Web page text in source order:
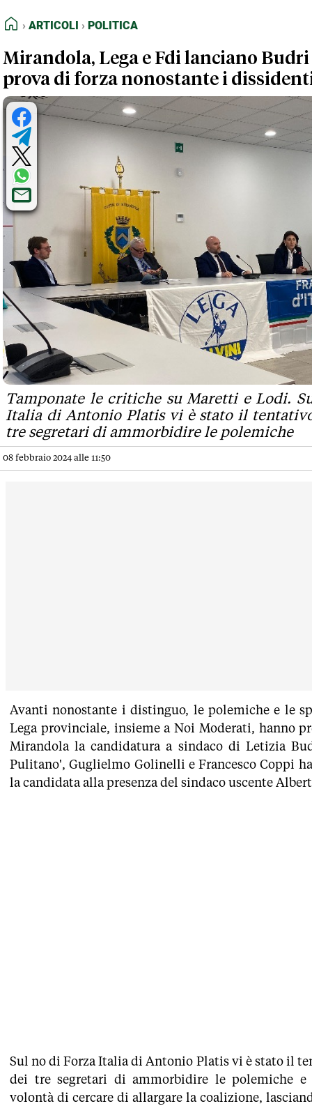
FEED RSS
NORMATIVE DEONTOLOGICHE
TERMINI e CONDIZIONI
HOME
ARTICOLI POLITICA
Mirandola, Lega e Fdi lanciano
prova di forza nonostante i
Tamponate le critiche su Maretti e Lodi.
Italia di Antonio Platis vi è stato il
tre segretari di ammorbidire le polemiche
08 febbraio 2024 alle 11:50
Avanti nonostante i distinguo, le polemiche e le
Lega provinciale, insieme a Noi Moderati, hanno
Mirandola la candidatura a sindaco di Letizia
Pulitano', Guglielmo Golinelli e Francesco Coppi
la candidata alla presenza del sindaco uscente
Sul no di Forza Italia di Antonio Platis vi è stato il
dei tre segretari di ammorbidire le polemiche e
volontà di cercare di allargare la coalizione,